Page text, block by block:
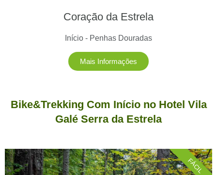
Coração da Estrela
Início - Penhas Douradas
Mais Informações
Bike&Trekking Com Início no Hotel Vila
Galé Serra da Estrela
FÁCIL